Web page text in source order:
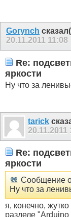
Gorynch
20.11.2011 11:08
Re:
яркости
Ну что за
tarick
20.11.2011
Re:
яркости
Сообщение
Ну что за
я, конечно,
разделе